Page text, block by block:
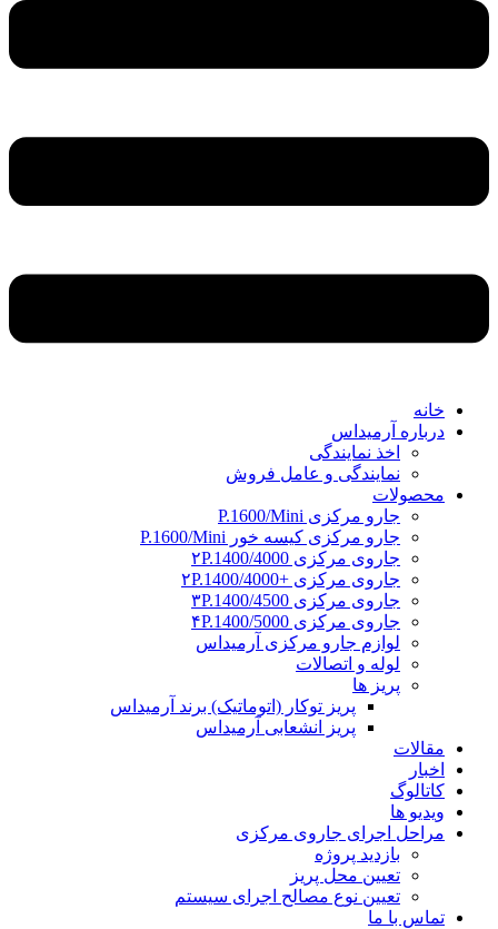
خانه
درباره آرمیداس
اخذ نمایندگی
نمایندگی و عامل فروش
محصولات
جارو مرکزی P.1600/Mini
جارو مرکزی کیسه خور P.1600/Mini
جاروی مرکزی ۲P.1400/4000
جاروی مرکزی +۲P.1400/4000
جاروی مرکزی ۳P.1400/4500
جاروی مرکزی ۴P.1400/5000
لوازم جارو مرکزی آرمیداس
لوله و اتصالات
پریز ها
پریز توکار (اتوماتیک) برند آرمیداس
پریز انشعابی آرمیداس
مقالات
اخبار
کاتالوگ
ویدیو ها
مراحل اجرای جاروی مرکزی
بازدید پروژه
تعیین محل پریز
تعیین نوع مصالح اجرای سیستم
تماس با ما